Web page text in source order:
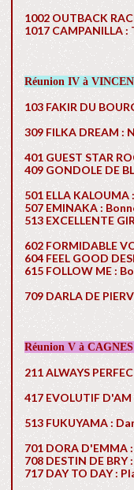
1002 OUTBACK
1017 CAMPANILLA
Réunion IV à
103 FAKIR DU
309 FILKA DREAM :
401 GUEST STAR
409 GONDOLE DE
501 ELLA
507 EMINAKA :
513 EXCELLENTE
602 FORMIDABLE
604 FEEL GOOD
615 FOLLOW ME :
709 DARLA DE
Réunion V à
211 ALWAYS
417 EVOLUTIF
513 FUKUYAMA :
701 DORA D'EMMA
708 DESTIN DE
717 DAY TO DAY :